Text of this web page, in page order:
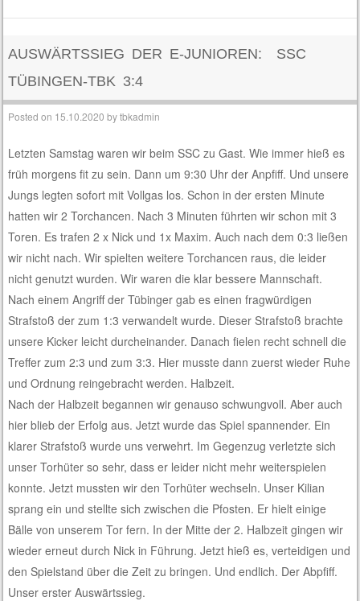
AUSWÄRTSSIEG DER E-JUNIOREN: SSC
TÜBINGEN-TBK 3:4
Posted on 15.10.2020 bytbkadmin
Letzten Samstag waren wir beim SSC zu Gast. Wie immer hieß es
früh morgens fit zu sein. Dann um 9:30 Uhr der Anpfiff. Und unsere
Jungs legten sofort mit Vollgas los. Schon in der ersten Minute
hatten wir 2 Torchancen. Nach 3 Minuten führten wir schon mit 3
Toren. Es trafen 2 x Nick und 1x Maxim. Auch nach dem 0:3 ließen
wir nicht nach. Wir spielten weitere Torchancen raus, die leider
nicht genutzt wurden. Wir waren die klar bessere Mannschaft.
Nach einem Angriff der Tübinger gab es einen fragwürdigen
Strafstoß der zum 1:3 verwandelt wurde. Dieser Strafstoß brachte
unsere Kicker leicht durcheinander. Danach fielen recht schnell die
Treffer zum 2:3 und zum 3:3. Hier musste dann zuerst wieder Ruhe
und Ordnung reingebracht werden. Halbzeit.
Nach der Halbzeit begannen wir genauso schwungvoll. Aber auch
hier blieb der Erfolg aus. Jetzt wurde das Spiel spannender. Ein
klarer Strafstoß wurde uns verwehrt. Im Gegenzug verletzte sich
unser Torhüter so sehr, dass er leider nicht mehr weiterspielen
konnte. Jetzt mussten wir den Torhüter wechseln. Unser Kilian
sprang ein und stellte sich zwischen die Pfosten. Er hielt einige
Bälle von unserem Tor fern. In der Mitte der 2. Halbzeit gingen wir
wieder erneut durch Nick in Führung. Jetzt hieß es, verteidigen und
den Spielstand über die Zeit zu bringen. Und endlich. Der Abpfiff.
Unser erster Auswärtssieg.